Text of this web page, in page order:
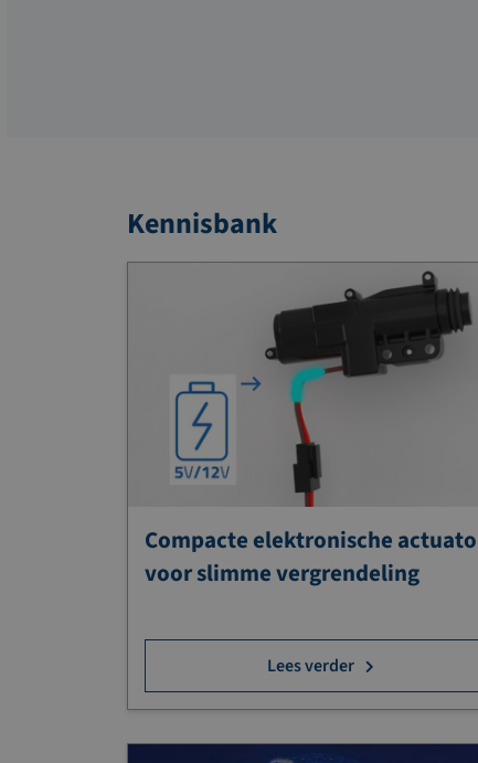
Kennisbank
Compacte elektronische
voor slimme vergrendeling
Lees verder